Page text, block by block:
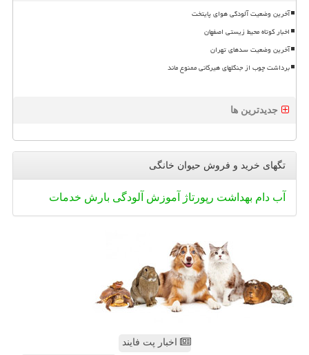
آخرین وضعیت آلودگی هوای پایتخت
اخبار کوتاه محیط زیستی اصفهان
آخرین وضعیت سدهای تهران
برداشت چوب از جنگلهای هیرکانی ممنوع ماند
جدیدترین ها
تگهای خرید و فروش حیوان خانگی
آب دام بهداشت رپورتاژ آموزش آلودگی بارش خدمات
اخبار پت فایند